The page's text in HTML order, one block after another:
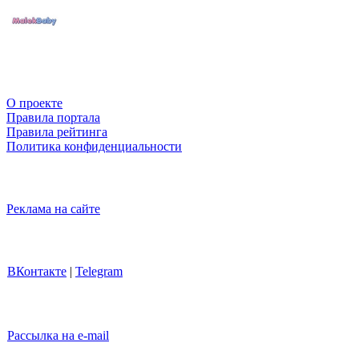
О проекте
Правила портала
Правила рейтинга
Политика конфиденциальности
Реклама на сайте
ВКонтакте | Telegram
Рассылка на e-mail